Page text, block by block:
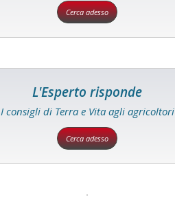
Cerca adesso
L'Esperto risponde
I consigli di Terra e Vita agli agricoltori
Cerca adesso